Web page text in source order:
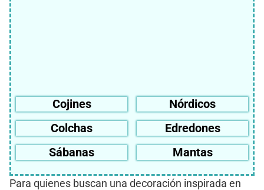
Cojines
Nórdicos
Colchas
Edredones
Sábanas
Mantas
Para quienes buscan una decoración inspirada en